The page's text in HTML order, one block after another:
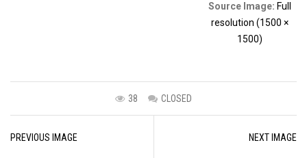
Source Image: Full
resolution (1500 ×
1500)
38 CLOSED
navigation
PREVIOUS IMAGE NEXT IMAGE